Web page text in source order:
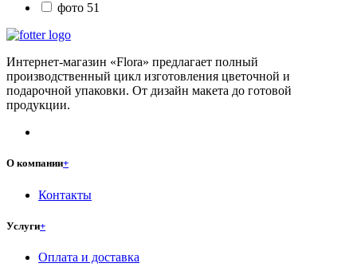
фото 51
Интернет-магазин «Flora» предлагает полный
производственный цикл изготовления цветочной и
подарочной упаковки. От дизайн макета до готовой
продукции.
О компании+
Контакты
Услуги+
Оплата и доставка